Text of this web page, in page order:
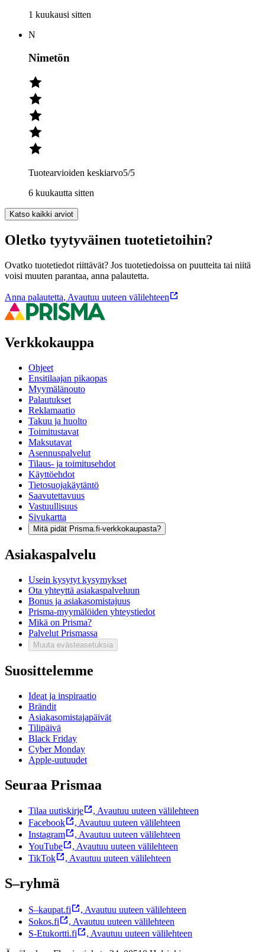
1 kuukausi sitten
N
Nimetön
Tuotearvioiden keskiarvo5/5
6 kuukautta sitten
Katso kaikki arviot
Oletko tyytyväinen tuotetietoihin?
Ovatko tuotetiedot riittävät? Jos tuotetiedoissa on puutteita tai niitä
voisi muuten parantaa, anna palautetta.
Anna palautetta, Avautuu uuteen välilehteen
Verkkokauppa
Ohjeet
Ensitilaajan pikaopas
Myymälänouto
Palautukset
Reklamaatio
Takuu ja huolto
Toimitustavat
Maksutavat
Asennuspalvelut
Tilaus- ja toimitusehdot
Käyttöehdot
Tietosuojakäytäntö
Saavutettavuus
Vastuullisuus
Sivukartta
Mitä pidät Prisma.fi-verkkokaupasta?
Asiakaspalvelu
Usein kysytyt kysymykset
Ota yhteyttä asiakaspalveluun
Bonus ja asiakasomistajuus
Prisma-myymälöiden yhteystiedot
Mikä on Prisma?
Palvelut Prismassa
Muuta evästeasetuksia
Suosittelemme
Ideat ja inspiraatio
Brändit
Asiakasomistajapäivät
Tilipäivä
Black Friday
Cyber Monday
Apple-uutuudet
Seuraa Prismaa
Tilaa uutiskirje , Avautuu uuteen välilehteen
Facebook
, Avautuu uuteen välilehteen
Instagram
, Avautuu uuteen välilehteen
YouTube
, Avautuu uuteen välilehteen
TikTok
, Avautuu uuteen välilehteen
S–ryhmä
S–kaupat.fi , Avautuu uuteen välilehteen
Sokos.fi
, Avautuu uuteen välilehteen
S-Etukortti.fi
, Avautuu uuteen välilehteen